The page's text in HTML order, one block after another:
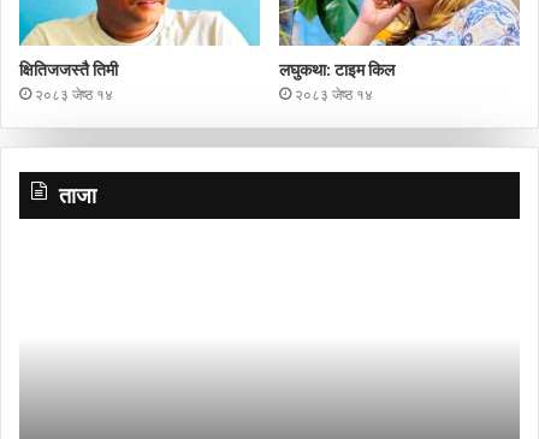
क्षितिजजस्तै तिमी
२०८३ जेष्ठ १४
लघुकथा: टाइम किल
२०८३ जेष्ठ १४
ताजा